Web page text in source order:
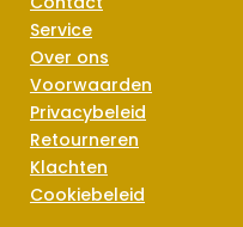
Service
Over ons
Voorwaarden
Privacybeleid
Retourneren
Klachten
Cookiebeleid